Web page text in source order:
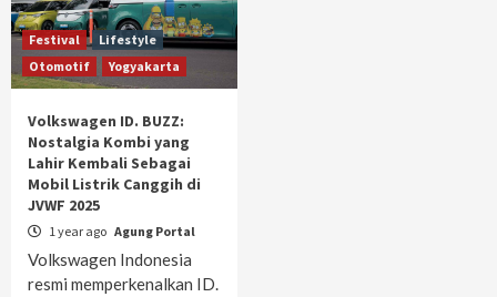
Festival
Lifestyle
Otomotif
Yogyakarta
Volkswagen ID. BUZZ:
Nostalgia Kombi yang
Lahir Kembali Sebagai
Mobil Listrik Canggih di
JVWF 2025
1 year ago Agung Portal
Volkswagen Indonesia
resmi memperkenalkan ID.